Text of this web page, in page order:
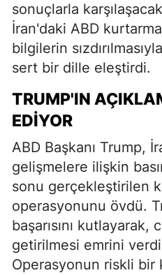
sonuçlarla
İran'daki ABD
bilgilerin
sert bir dille eleştirdi.
TRUMP'IN
EDIYOR
ABD Başkanı Trump,
gelişmelere ilişkin
sonu gerçekleştirilen
operasyonunu övdü.
başarısını kutlayarak,
getirilmesi emrini
Operasyonun riskli bir